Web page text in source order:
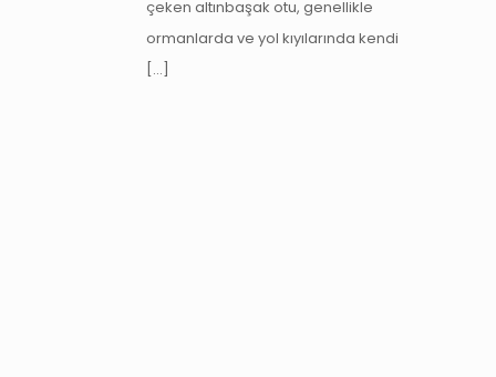
çeken altınbaşak otu, genellikle
ormanlarda ve yol kıyılarında kendi
[…]